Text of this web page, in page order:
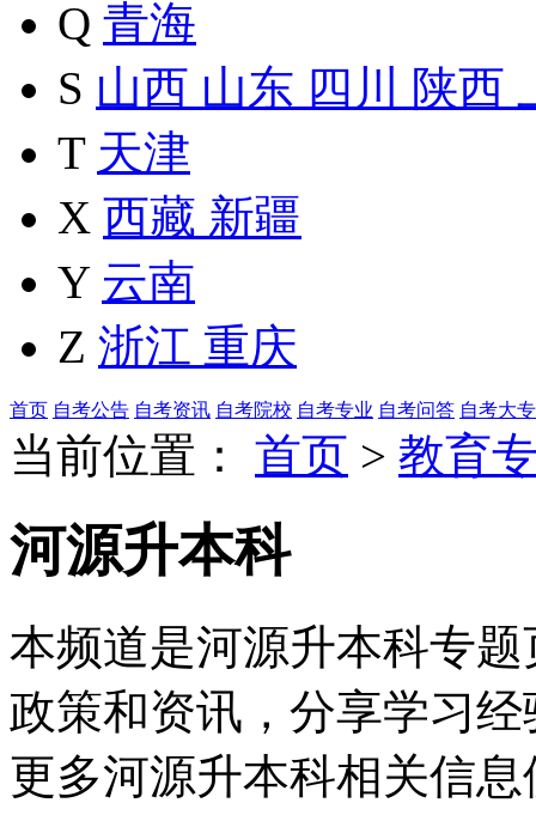
Q 青海
S 山西 山东 四川 陕西
T 天津
X 西藏 新疆
Y 云南
Z 浙江 重庆
首页 自考公告 自考资讯 自考院校 自考专业 自考问答 自考大专
当前位置： 首页 > 教育
河源升本科
本频道是河源升本科专
政策和资讯，分享学习
更多河源升本科相关信